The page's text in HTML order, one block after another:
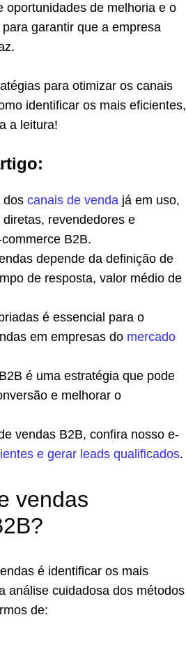
oportunidades de melhoria e o
garantir que a empresa
para otimizar os canais
identificar os mais eficientes,
a leitura!
dos canais de venda já em uso,
revendedores e
B2B.
depende da definição de
de resposta, valor médio de
é essencial para o
em empresas do mercado
é uma estratégia que pode
e melhorar o
vendas B2B, confira nosso e-
e gerar leads qualificados.
vendas
é identificar os mais
análise cuidadosa dos métodos
de: